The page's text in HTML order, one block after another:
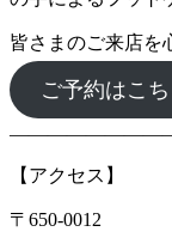
皆さまのご来店を
ご予約はこち
【アクセス】
〒650-0012